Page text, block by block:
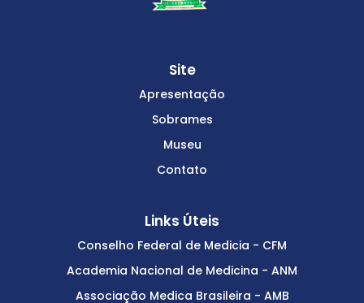
Site
Apresentação
Sobrames
Museu
Contato
Links Úteis
Conselho Federal de Medicia - CFM
Academia Nacional de Medicina - ANM
Associação Medica Brasileira - AMB